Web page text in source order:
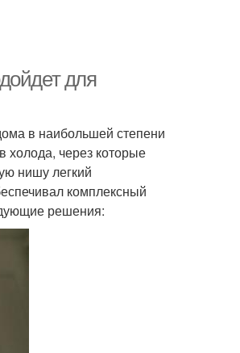
для
в наибольшей степени
холода, через которые
нишу легкий
комплексный
решения: